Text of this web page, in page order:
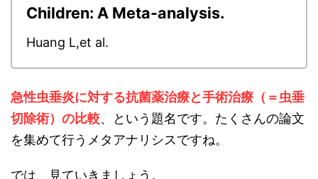
Children: A Meta-analysis.
Huang L,et al.
急性虫垂炎に対する抗菌薬治療と手術治療（＝虫垂
切除術）の比較、という題名です。たくさんの論文
を集めて行うメタアナリシスですね。
では、見ていきましょう。